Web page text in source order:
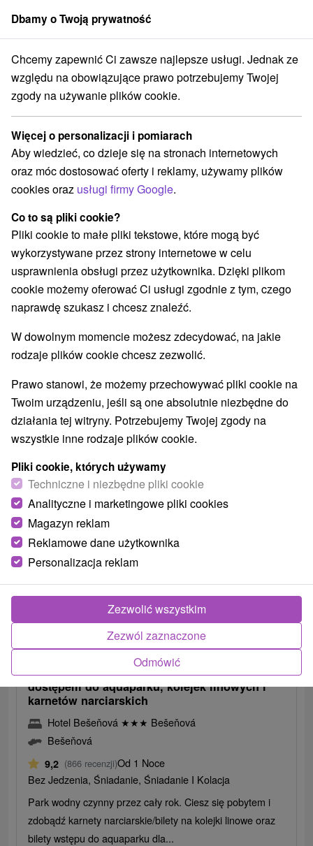
członek grupySorger
weekendowe Stredné Slovensko Žilinský kraj Bešeňová
Wyjazdy weekendowe Bešeňová
Kategorie
Wszystkie kategorie
Pobyty z rabatem(3)
Wellness pobyty(3) Wyjazdy weekendowe
Romantyczne wypady
Wybierz lokalizację lub datę
Najlepiej sprzedające
Wsie i miasta
dla dwojga
WSZYSTKO TOP - BESTSELLERY NAJTAŃSZE
Nieograniczone przeżycia w pełnej krasie:
Zatrzymaj się w Bešeňovej z nieograniczonym
dostępem do aquaparku, kolejek linowych i
karnetów narciarskich
Hotel Bešeňová ★★★ Bešeňová
Bešeňová
9,2 (866 recenzji)Od 1 Noce
Bez Jedzenia, Śniadanie, Śniadanie I Kolacja
Park wodny czynny przez cały rok. Ciesz się pobytem i
zdobądź karnety narciarskie/bilety na kolejki linowe oraz
bilety wstępu do aquaparku dla...
Dbamy o Twoją prywatność
Chcemy zapewnić Ci zawsze najlepsze usługi. Jednak ze
względu na obowiązujące prawo potrzebujemy Twojej
zgody na używanie plików cookie.
Więcej o personalizacji i pomiarach
Aby wiedzieć, co dzieje się na stronach internetowych
oraz móc dostosować oferty i reklamy, używamy plików
cookies oraz usługi firmy Google.
Co to są pliki cookie?
Pliki cookie to małe pliki tekstowe, które mogą być
wykorzystywane przez strony internetowe w celu
usprawnienia obsługi przez użytkownika. Dzięki plikom
cookie możemy oferować Ci usługi zgodnie z tym, czego
naprawdę szukasz i chcesz znaleźć.
W dowolnym momencie możesz zdecydować, na jakie
rodzaje plików cookie chcesz zezwolić.
Prawo stanowi, że możemy przechowywać pliki cookie na
Twoim urządzeniu, jeśli są one absolutnie niezbędne do
działania tej witryny. Potrzebujemy Twojej zgody na
wszystkie inne rodzaje plików cookie.
Pliki cookie, których używamy
Techniczne i niezbędne pliki cookie
Analityczne i marketingowe pliki cookies
Magazyn reklam
Reklamowe dane użytkownika
Personalizacja reklam
Odmówić
Zezwól zaznaczone
Zezwolić wszystkim